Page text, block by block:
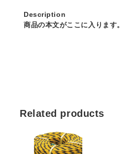
Description
商品の本文がここに入ります。
Related products